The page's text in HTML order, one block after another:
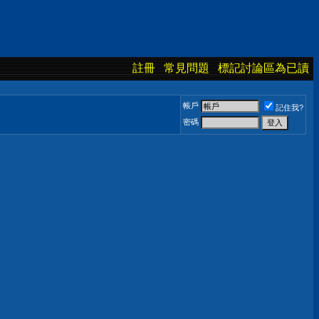
註冊 常見問題 標記討論區為已讀
帳戶
記住我?
密碼